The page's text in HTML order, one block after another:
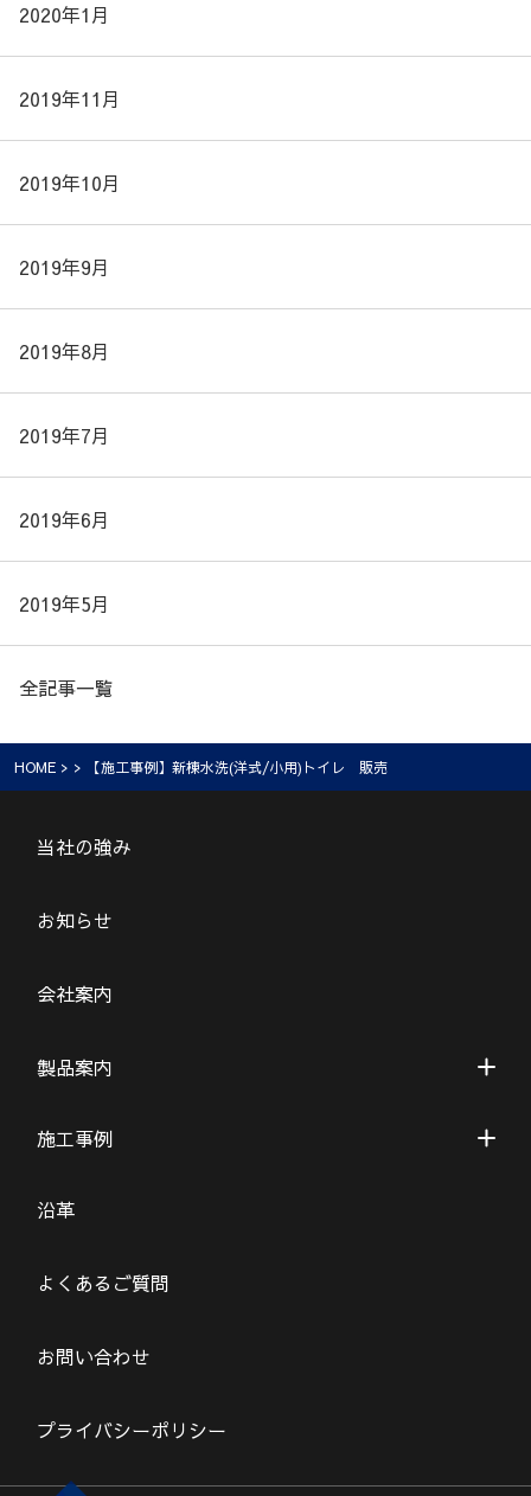
2020年1月
2019年11月
2019年10月
2019年9月
2019年8月
2019年7月
2019年6月
2019年5月
全記事一覧
HOME > > 【施工事例】新棟水洗(洋式/小用)トイレ 販売
当社の強み
お知らせ
会社案内
製品案内
施工事例
沿革
よくあるご質問
お問い合わせ
プライバシーポリシー